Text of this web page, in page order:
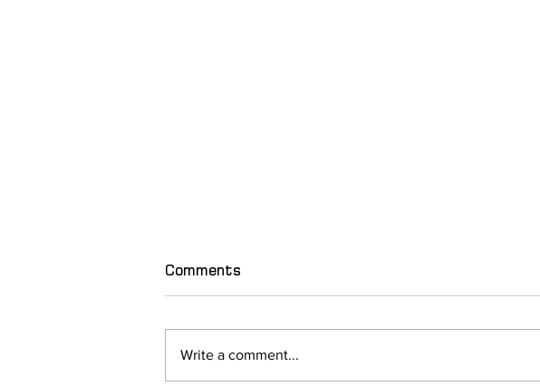
Comments
Write a comment...